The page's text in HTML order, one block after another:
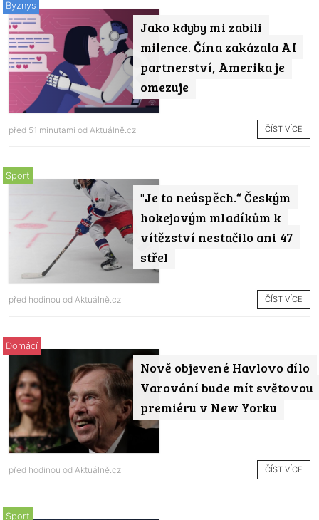
Jako kdyby mi zabili
milence. Čína zakázala AI
partnerství, Amerika je
omezuje
Byznys
před 51 minutami od Aktuálně.cz ČÍST VÍCE
"Je to neúspěch.“ Českým
hokejovým mladíkům k
vítězství nestačilo ani 47
střel
Sport
před hodinou od Aktuálně.cz ČÍST VÍCE
Nově objevené Havlovo dílo
Varování bude mít světovou
premiéru v New Yorku
Domácí
před hodinou od Aktuálně.cz ČÍST VÍCE
Sport